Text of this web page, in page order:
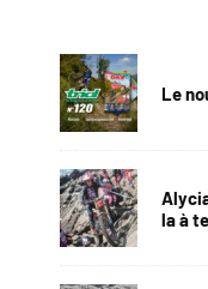
Le
la à